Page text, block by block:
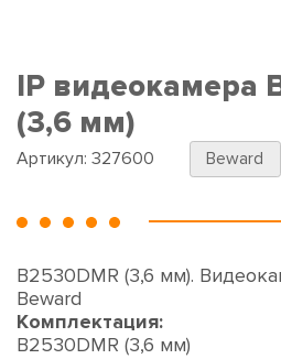
IP видеокамера
(3,6 мм)
Артикул: 327600 Beward
B2530DMR (3,6 мм).
Beward
Комплектация:
B2530DMR (3,6 мм)